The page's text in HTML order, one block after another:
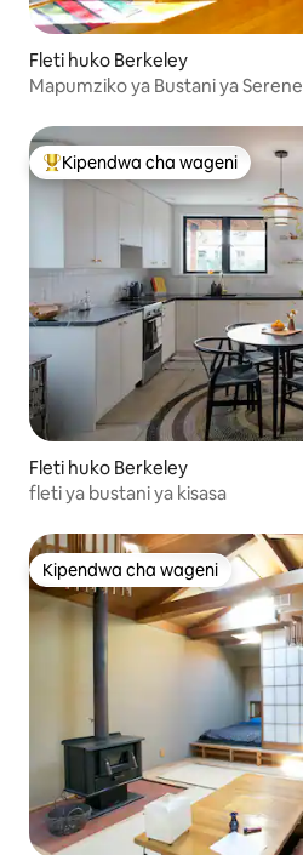
Fleti huko Berkeley
Mapumziko ya Bustani ya Serene
Kipendwa maarufu cha wageni
Kipendwa cha wageni
Fleti huko Berkeley
fleti ya bustani ya kisasa
Kipendwa cha wageni
Kipendwa cha wageni